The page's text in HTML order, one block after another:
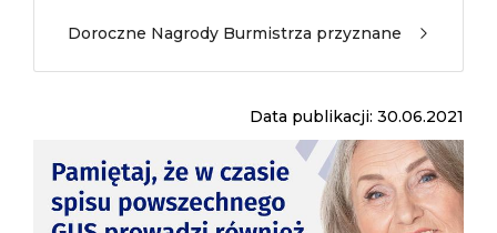
Doroczne Nagrody Burmistrza przyznane
Data publikacji: 30.06.2021